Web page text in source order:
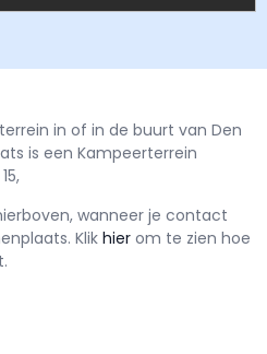
in of in de buurt van Den
is een Kampeerterrein
wanneer je contact
Klik hier om te zien hoe